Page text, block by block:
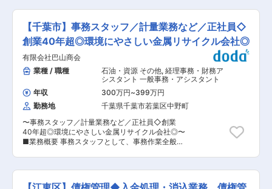
費用補助や学習に使用できる休暇制度もございま
す。 ★グループの幅広い業種を経験 運輸・流
通・不動産・ホテル業など様々な業種の経理をは
じめとする管理業務が経験できます。 入社後は相
鉄グループの事業会社（１社〜２社程度）の経理
業務をメインで担当していただきます。 ★経理と
して幅広いキャリア形成が可能 様々なグループの
企業の経理を請け負っている為、連結決算や財務
の領域など成長度合いによってチャレンジできる
フィールドがございます。 年齢・勤続（1年〜4
年程度）に応じて人事評価次第で昇格のチャンス
があり、試験に合格すれば昇格することができま
す。 スタッフ→シニアスタッフ→主任→係長→課
会社の定める業務
下記の業務を担当します。 ・税務会計…新規設
立、月次会計、決算申告、相続及び承継対策 ・社
労士業務…労務及び人事関連業務、助成金申請支
援等 ■業務の特徴：入社後は、ご経験スキルに合
わせて業務をお任せします。基本的には、まずは
先輩担当者から5~6社程度の顧客を引き継ぎ、代
表をはじめ周囲のフォロー受けながら対応いただ
くことを想定しています。 （ご経験次第では、会
計ソフトの入力、各種データ作成及び管理等の税
務補助業務からスタートいただくこともございま
す。） ■同事務所の強み： （1）質の高さ・・・
作業の質を上げるため分業制、チェック制を活用
しています。応用力を上げるため相談業務は複数
人員で対応するようにしています。 「分業制・ダ
ブルチェック体制」等を導入し、基本的に一つ一
つの仕事に対してチェックが行われるフローにし
す。 実力に応じてチェックの程度も変わりますの
【千葉市】事務スタッフ／計量業務など／正社員◇
創業40年超◎環境にやさしい金属リサイクル会社◎
有限会社巴山商会
業種 / 職種
石油・資源 その他, 経理事務・財務ア
シスタント 一般事務・アシスタント
年収
300万円~399万円
勤務地
千葉県千葉市若葉区中野町
〜事務スタッフ／計量業務など／正社員◇創業
40年超◎環境にやさしい金属リサイクル会社◎〜
■業務概要 事務スタッフとして、事務作業全般を
ると自動的に算出できる仕組みになっています。
業務で何らかのシステム（会計、販売管理など）